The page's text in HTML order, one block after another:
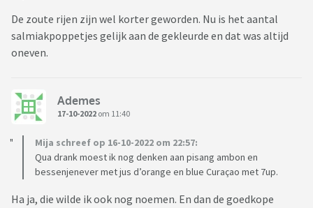
De zoute rijen zijn wel korter geworden. Nu is het aantal
salmiakpoppetjes gelijk aan de gekleurde en dat was altijd
oneven.
Ademes
17-10-2022 om 11:40
Mija schreef op 16-10-2022 om 22:57:
Qua drank moest ik nog denken aan pisang ambon en
bessenjenever met jus d’orange en blue Curaçao met 7up.
Ha ja, die wilde ik ook nog noemen. En dan de goedkope